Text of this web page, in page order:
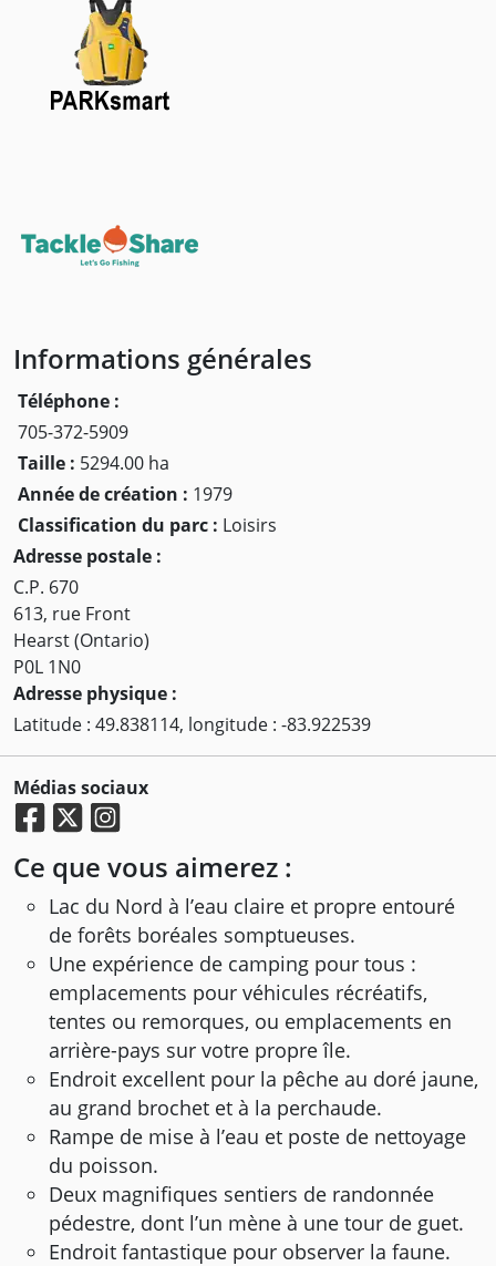
Informations générales
Téléphone :
705-372-5909
Taille : 5294.00 ha
Année de création : 1979
Classification du parc : Loisirs
Adresse postale :
C.P. 670
613, rue Front
Hearst (Ontario)
P0L 1N0
Adresse physique :
Latitude : 49.838114, longitude : -83.922539
Médias sociaux
Ce que vous aimerez :
Lac du Nord à l’eau claire et propre entouré
de forêts boréales somptueuses.
Une expérience de camping pour tous :
emplacements pour véhicules récréatifs,
tentes ou remorques, ou emplacements en
arrière-pays sur votre propre île.
Endroit excellent pour la pêche au doré jaune,
au grand brochet et à la perchaude.
Rampe de mise à l’eau et poste de nettoyage
du poisson.
Deux magnifiques sentiers de randonnée
pédestre, dont l’un mène à une tour de guet.
Endroit fantastique pour observer la faune.